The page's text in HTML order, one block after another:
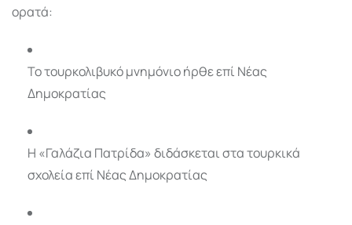
ορατά:
Το τουρκολιβυκό μνημόνιο ήρθε επί Νέας
Δημοκρατίας
Η «Γαλάζια Πατρίδα» διδάσκεται στα τουρκικά
σχολεία επί Νέας Δημοκρατίας